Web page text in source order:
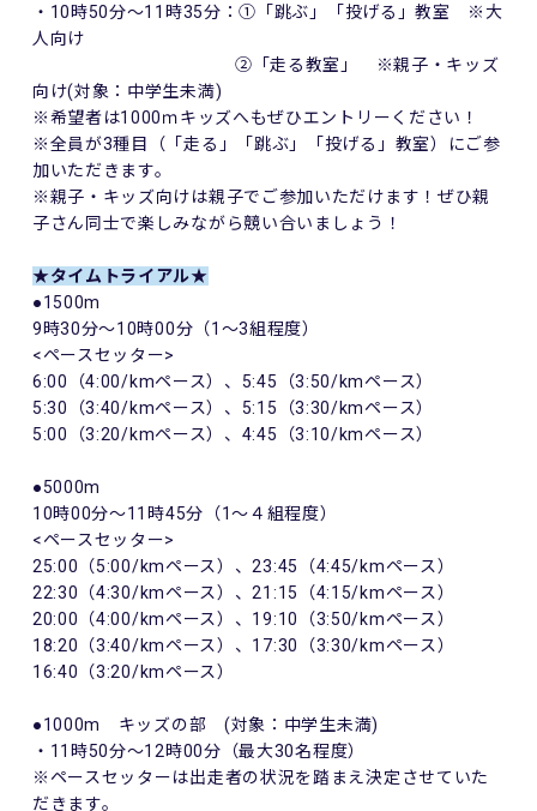
・10時50分～11時35分：①「跳ぶ」「投げる」教室 ※大
人向け
②「走る教室」 ※親子・キッズ
向け(対象：中学生未満)
※希望者は1000ｍキッズへもぜひエントリーください！
※全員が3種目（「走る」「跳ぶ」「投げる」教室）にご参
加いただきます。
※親子・キッズ向けは親子でご参加いただけます！ぜひ親
子さん同士で楽しみながら競い合いましょう！
★タイムトライアル★
●1500m
9時30分～10時00分（1～3組程度）
<ペースセッター>
6:00（4:00/kmペース）、5:45（3:50/kmペース）
5:30（3:40/kmペース）、5:15（3:30/kmペース）
5:00（3:20/kmペース）、4:45（3:10/kmペース）
●5000m
10時00分～11時45分（1～４組程度）
<ペースセッター>
25:00（5:00/kmペース）、23:45（4:45/kmペース）
22:30（4:30/kmペース）、21:15（4:15/kmペース）
20:00（4:00/kmペース）、19:10（3:50/kmペース）
18:20（3:40/kmペース）、17:30（3:30/kmペース）
16:40（3:20/kmペース）
●1000m キッズの部 (対象：中学生未満)
・11時50分～12時00分（最大30名程度）
※ペースセッターは出走者の状況を踏まえ決定させていた
だきます。